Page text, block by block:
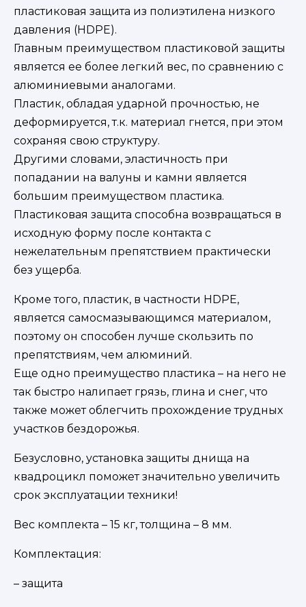
пластиковая защита из полиэтилена низкого
давления (HDPE).
Главным преимуществом пластиковой защиты
является ее более легкий вес, по сравнению с
алюминиевыми аналогами.
Пластик, обладая ударной прочностью, не
деформируется, т.к. материал гнется, при этом
сохраняя свою структуру.
Другими словами, эластичность при
попадании на валуны и камни является
большим преимуществом пластика.
Пластиковая защита способна возвращаться в
исходную форму после контакта с
нежелательным препятствием практически
без ущерба.
Кроме того, пластик, в частности HDPE,
является самосмазывающимся материалом,
поэтому он способен лучше скользить по
препятствиям, чем алюминий.
Еще одно преимущество пластика – на него не
так быстро налипает грязь, глина и снег, что
также может облегчить прохождение трудных
участков бездорожья.
Безусловно, установка защиты днища на
квадроцикл поможет значительно увеличить
срок эксплуатации техники!
Вес комплекта – 15 кг, толщина – 8 мм.
Комплектация:
– защита